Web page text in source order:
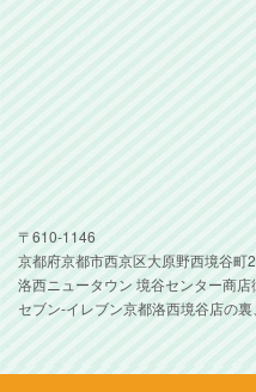
〒610-1146
京都府京都市西京区大原野西境谷町
洛西ニュータウン 境谷センター商店
セブン-イレブン京都洛西境谷店の